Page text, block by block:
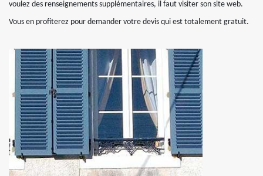
voulez des renseignements supplémentaires, il faut visiter son site web.
Vous en profiterez pour demander votre devis qui est totalement gratuit.